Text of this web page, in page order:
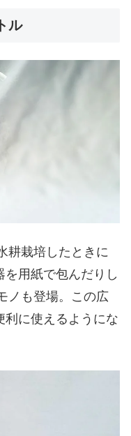
ル
耕栽培したときに
用紙で包んだりし
ノも登場。この広
利に使えるようにな